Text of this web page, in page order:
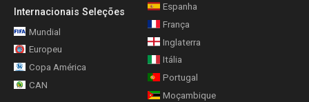
Internacionais Seleções
Mundial
Europeu
Copa América
CAN
Espanha
França
Inglaterra
Itália
Portugal
Moçambique